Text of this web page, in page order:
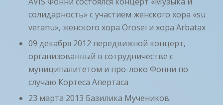
солидарность» с участием женского хора «su
veranu», женского хора Orosei и хора Arbatax
09 декабря 2012 передвижной концерт,
организованный в сотрудничестве с
муниципалитетом и про-локо Фонни по
случаю Кортеса Апертаса
23 марта 2013 Базилика Мучеников.